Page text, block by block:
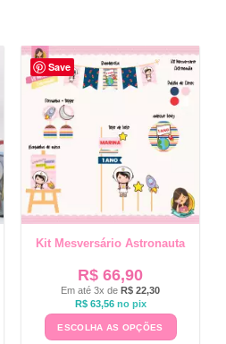
Save
Kit Mesversário Astronauta
R$ 66,90
Em até 3x de R$ 22,30
R$63,56 no pix
ESCOLHA AS OPÇÕES